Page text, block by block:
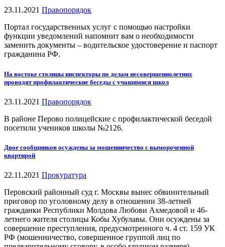
23.11.2021 Правопорядок
Портал государственных услуг с помощью настройки
функции уведомлений напомнит вам о необходимости
заменить документы – водительское удостоверение и паспорт
гражданина РФ.
На востоке столицы инспекторы по делам несовершеннолетних
проводят профилактические беседы с учащимися школ
23.11.2021 Правопорядок
В районе Перово полицейские с профилактической беседой
посетили учеников школы №2126.
Двое сообщников осуждены за мошенничество с вымороченной
квартирой
22.11.2021 Прокуратура
Перовский районный суд г. Москвы вынес обвинительный
приговор по уголовному делу в отношении 38-летней
гражданки Республики Молдова Любови Ахмедовой и 46-
летнего жителя столицы Кобы Хубулавы. Они осуждены за
совершение преступления, предусмотренного ч. 4 ст. 159 УК
РФ (мошенничество, совершенное группой лиц по